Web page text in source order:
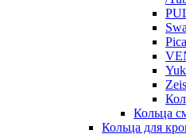
Кольца
Кольца для